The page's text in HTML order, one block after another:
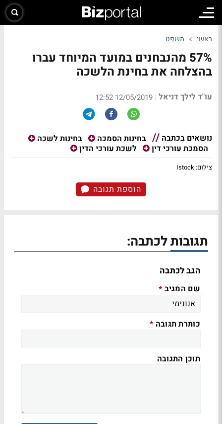
ראשי משפט
57% מהנבחנים במועד המיוחד עברו
בהצלחה את בחינת הלשכה
עו"ד לילך דניאל |
12/05/2019 12:52
נושאים בכתבה בחינות הסמכה
בחינות לשכה
הסמכת עורכי דין
לשכת עורכי הדין
צילום: Istock
הוספת תגובה
תגובות לכתבה:
הגב לכתבה
שם המגיב *
כותרת תגובה *
תוכן התגובה